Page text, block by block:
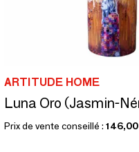
ARTITUDE HOME
Prix de vente conseillé :